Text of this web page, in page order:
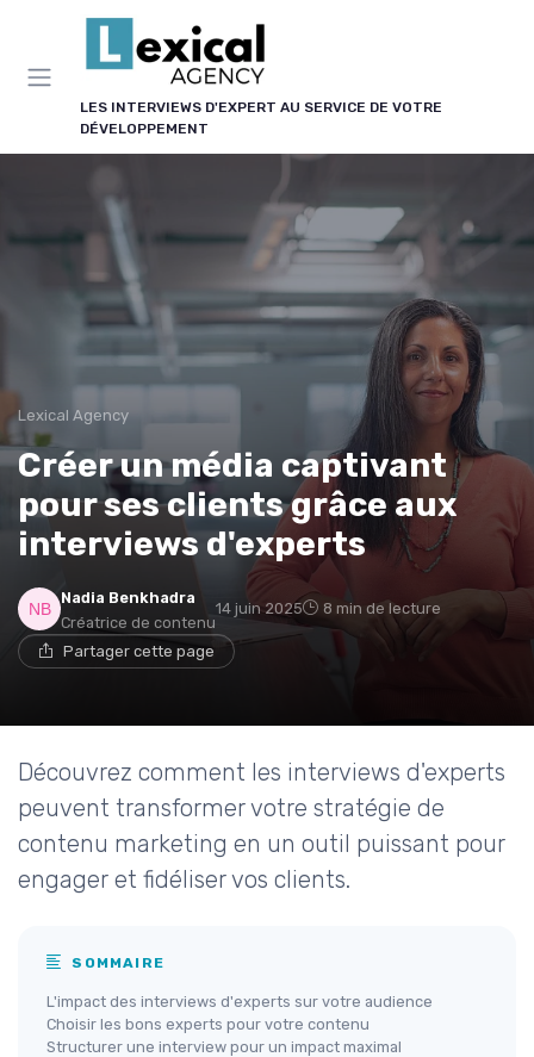
LES INTERVIEWS D'EXPERT AU SERVICE DE VOTRE
DÉVELOPPEMENT
Lexical Agency
Créer un média captivant
pour ses clients grâce aux
interviews d'experts
Nadia Benkhadra
Créatrice de contenu
14 juin 2025 8 min de lecture
Partager cette page
Découvrez comment les interviews d'experts
peuvent transformer votre stratégie de
contenu marketing en un outil puissant pour
engager et fidéliser vos clients.
SOMMAIRE
L'impact des interviews d'experts sur votre audience
Choisir les bons experts pour votre contenu
Structurer une interview pour un impact maximal
Panneau de gestion des cookies